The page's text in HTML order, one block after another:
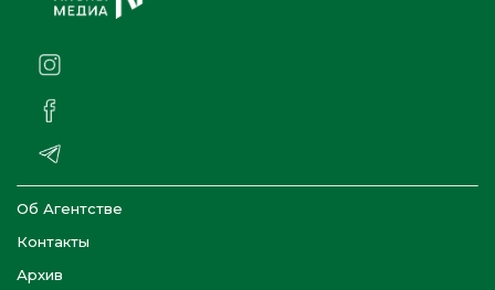
Об Агентстве
Контакты
Архив